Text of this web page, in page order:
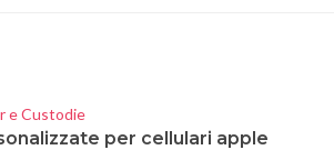
e Custodie
per cellulari apple